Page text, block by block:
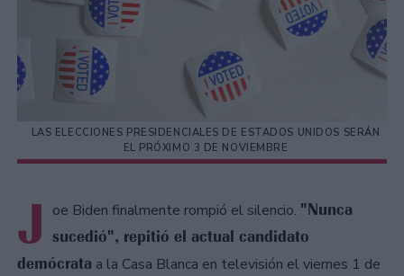
LAS ELECCIONES PRESIDENCIALES DE ESTADOS UNIDOS SERÁN
EL PRÓXIMO 3 DE NOVIEMBRE
J oe Biden finalmente rompió el silencio. "Nunca
sucedió", repitió el actual candidato
demócrata a la Casa Blanca en televisión el viernes 1 de